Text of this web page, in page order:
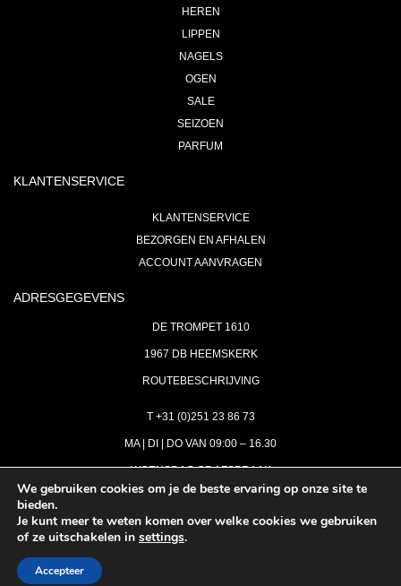
HEREN
LIPPEN
NAGELS
OGEN
SALE
SEIZOEN
PARFUM
KLANTENSERVICE
KLANTENSERVICE
BEZORGEN EN AFHALEN
ACCOUNT AANVRAGEN
ADRESGEGEVENS
DE TROMPET 1610
1967 DB HEEMSKERK
ROUTEBESCHRIJVING
T +31 (0)251 23 86 73
MA | DI | DO VAN 09:00 – 16.30
WOENSDAG OP AFSPRAAK
INFO@ASTH.NL
We gebruiken cookies om je de beste ervaring op onze site te
bieden.
Je kunt meer te weten komen over welke cookies we gebruiken
of ze uitschakelen in settings.
Accepteer